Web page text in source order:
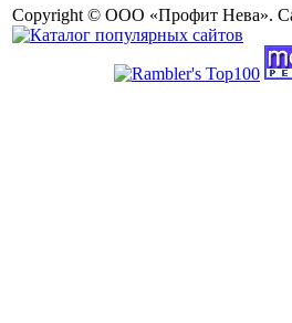
Copyright © ООО «Профит Нева».